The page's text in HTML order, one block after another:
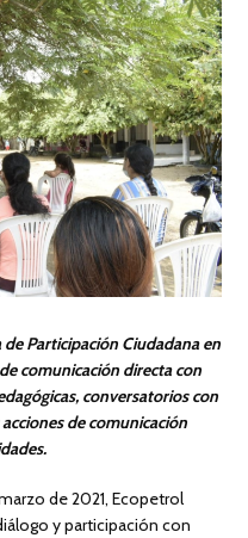
2021
Participación Ciudadana en
comunicación directa con
conversatorios con
de comunicación
de 2021, Ecopetrol
y participación con